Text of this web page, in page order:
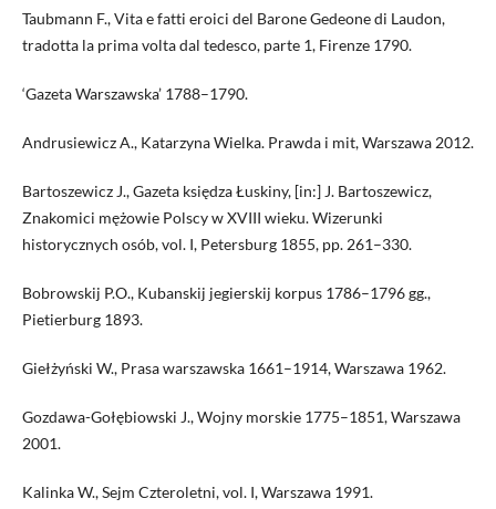
Taubmann F., Vita e fatti eroici del Barone Gedeone di Laudon,
tradotta la prima volta dal tedesco, parte 1, Firenze 1790.
‘Gazeta Warszawska’ 1788–1790.
Andrusiewicz A., Katarzyna Wielka. Prawda i mit, Warszawa 2012.
Bartoszewicz J., Gazeta księdza Łuskiny, [in:] J. Bartoszewicz,
Znakomici mężowie Polscy w XVIII wieku. Wizerunki
historycznych osób, vol. I, Petersburg 1855, pp. 261–330.
Bobrowskij P.O., Kubanskij jegierskij korpus 1786–1796 gg.,
Pietierburg 1893.
Giełżyński W., Prasa warszawska 1661–1914, Warszawa 1962.
Gozdawa-Gołębiowski J., Wojny morskie 1775–1851, Warszawa
2001.
Kalinka W., Sejm Czteroletni, vol. I, Warszawa 1991.